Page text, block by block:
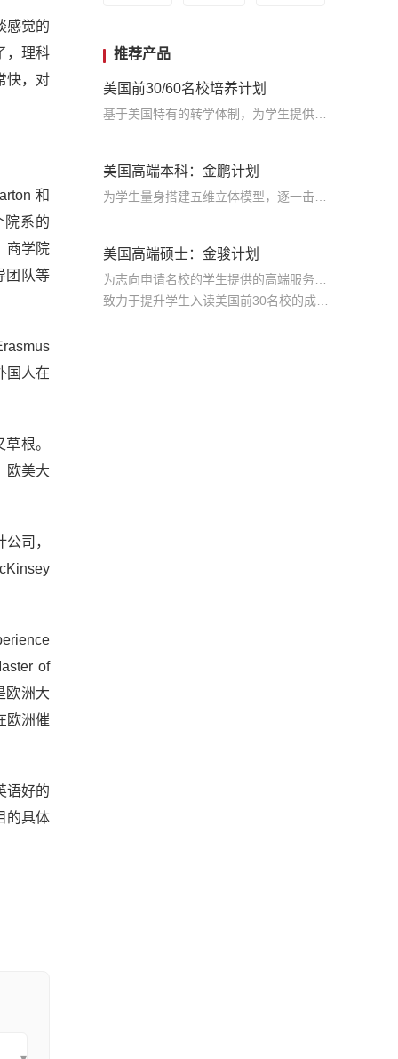
感觉的
，理科
快，对
和
院系的
商学院
团队等
国人在
根。
欧美大
司，
of
欧洲大
欧洲催
语好的
的具体
推荐产品
美国前30/60名校培养计划
美国高端本科：金鹏计划
美国高端硕士：金骏计划